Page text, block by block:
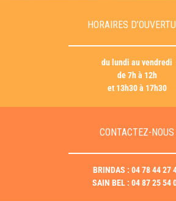
HORAIRES
du lundi au vendredi
de 7h à 12h
et 13h30 à 17h30
CONTACTEZ-NOUS
BRINDAS : 04 78 44 27
SAIN BEL : 04 87 25 54